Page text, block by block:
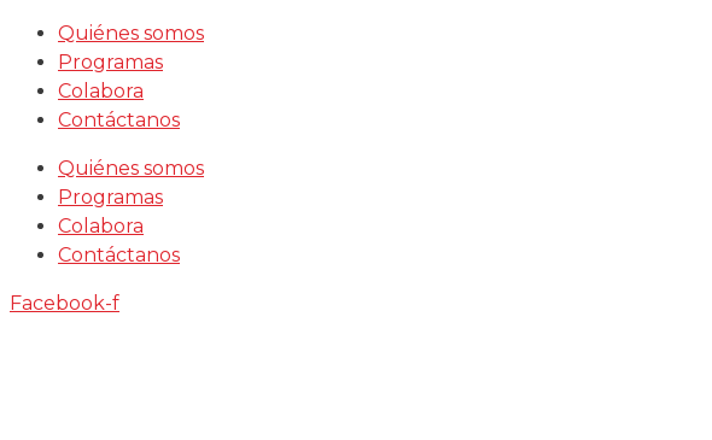
Saltar
contenido
Quiénes somos
Programas
Colabora
Contáctanos
Quiénes somos
Programas
Colabora
Contáctanos
Facebook-f